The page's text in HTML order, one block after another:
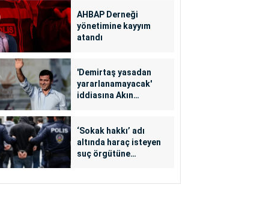
AHBAP Derneği
yönetimine kayyım
atandı
'Demirtaş yasadan
yararlanamayacak'
iddiasına Akın
‘Sokak hakkı’ adı
altında haraç isteyen
suç örgütüne